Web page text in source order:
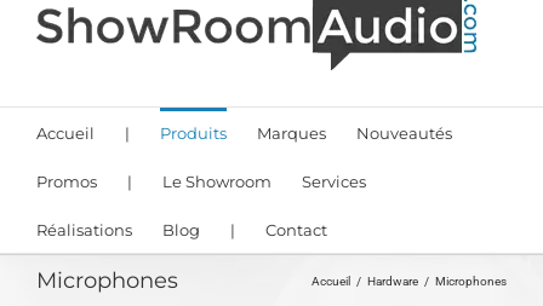
Accueil | Produits Marques Nouveautés
Promos | Le Showroom Services
Réalisations Blog | Contact
Microphones Accueil Hardware Microphones